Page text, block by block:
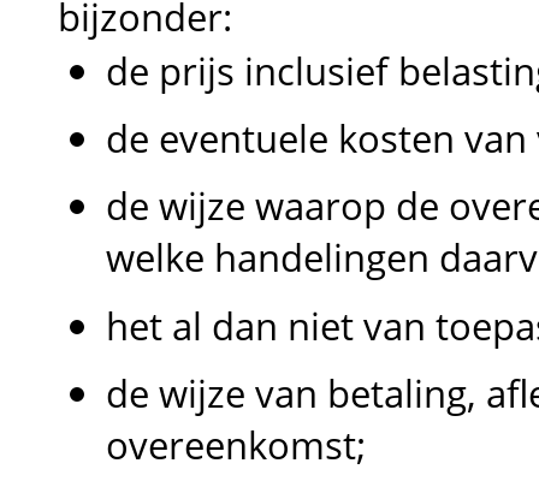
bijzonder:
de prijs inclusief
de eventuele kosten
de wijze waarop de
welke handelingen
het al dan niet van
de wijze van betaling,
overeenkomst;